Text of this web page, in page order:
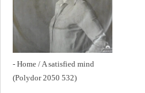
- Home / A satisfied mind
(Polydor 2050 532)